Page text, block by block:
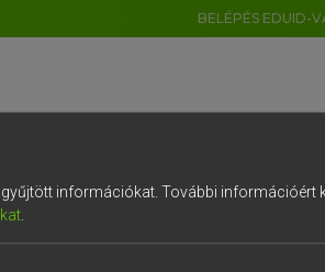
BELÉPÉS EDUID-
gyűjtött információkat. További információért
.
4 5 6 7 8 9